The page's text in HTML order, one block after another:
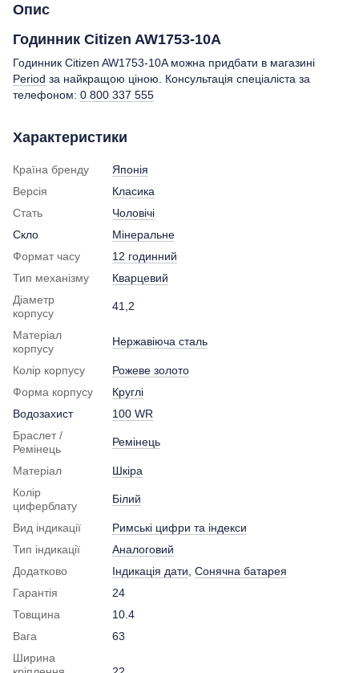
Опис
Годинник Citizen AW1753-10A
Годинник Citizen AW1753-10A можна придбати в магазині
Period за найкращою ціною. Консультація спеціаліста за
телефоном: 0 800 337 555
Характеристики
Країна бренду
Японія
Версія
Класика
Стать
Чоловічі
Скло
Мінеральне
Формат часу
12 годинний
Тип механізму
Кварцевий
Діаметр
корпусу
41,2
Матеріал
корпусу
Нержавіюча сталь
Колір корпусу
Рожеве золото
Форма корпусу
Круглі
Водозахист
100 WR
Браслет /
Ремінець
Ремінець
Матеріал
Шкіра
Колір
циферблату
Білий
Вид індикації
Римські цифри та індекси
Тип індикації
Аналоговий
Додатково
Індикація дати Сонячна батарея
Гарантія
24
Товщина
10.4
Вага
63
Ширина